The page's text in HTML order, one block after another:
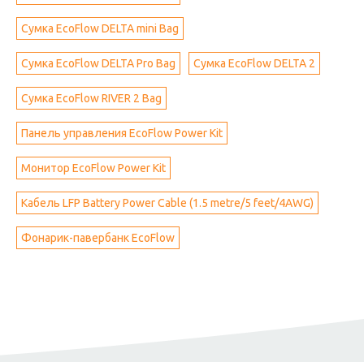
Сумка EcoFlow DELTA mini Bag
Сумка EcoFlow DELTA Pro Bag Сумка EcoFlow DELTA 2
Сумка EcoFlow RIVER 2 Bag
Панель управления EcoFlow Power Kit
Монитор EcoFlow Power Kit
Кабель LFP Battery Power Cable (1.5 metre/5 feet/4AWG)
Фонарик-павербанк EcoFlow